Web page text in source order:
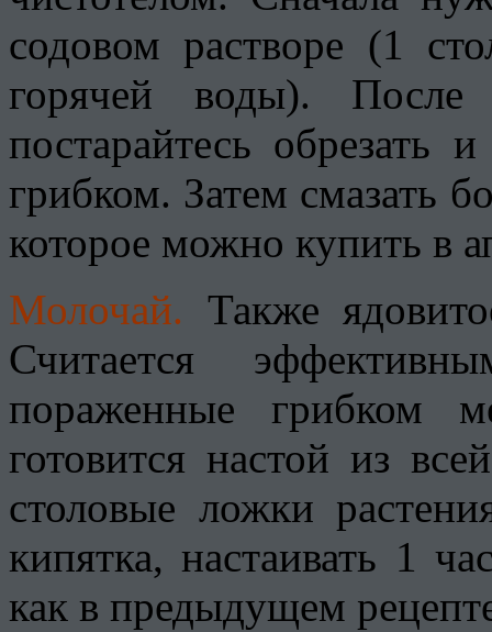
содовом растворе (1
горячей воды). После
постарайтесь обрезать
грибком. Затем смазать
которое можно купить в
Молочай. Также
Считается
пораженные грибком
готовится настой из
столовые ложки
кипятка, настаивать 1
как в предыдущем